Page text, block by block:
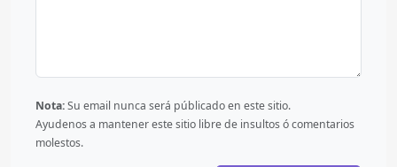
Nota:Su email nunca será públicado en este sitio.
Ayudenos a mantener este sitio libre de insultos ó comentarios
molestos.